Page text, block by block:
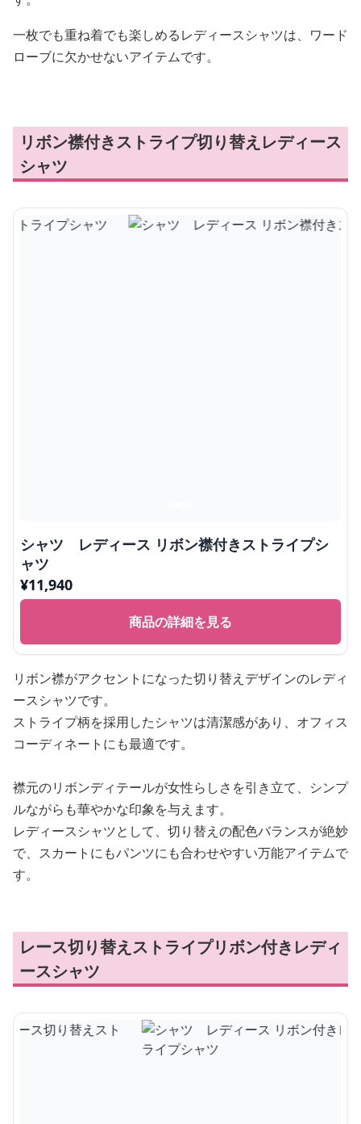
一枚でも重ね着でも楽しめるレディースシャツは、ワード
ローブに欠かせないアイテムです。
リボン襟付きストライプ切り替えレディース
シャツ
シャツ レディース リボン襟付きストライプシ
ャツ
¥11,940
商品の詳細を見る
リボン襟がアクセントになった切り替えデザインのレディ
ースシャツです。
ストライプ柄を採用したシャツは清潔感があり、オフィス
コーディネートにも最適です。
襟元のリボンディテールが女性らしさを引き立て、シンプ
ルながらも華やかな印象を与えます。
レディースシャツとして、切り替えの配色バランスが絶妙
で、スカートにもパンツにも合わせやすい万能アイテムで
す。
レース切り替えストライプリボン付きレディ
ースシャツ